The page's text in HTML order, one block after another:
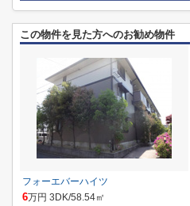
この物件を見た方へのお勧め物件
フォーエバーハイツ
6万円 3DK/58.54㎡